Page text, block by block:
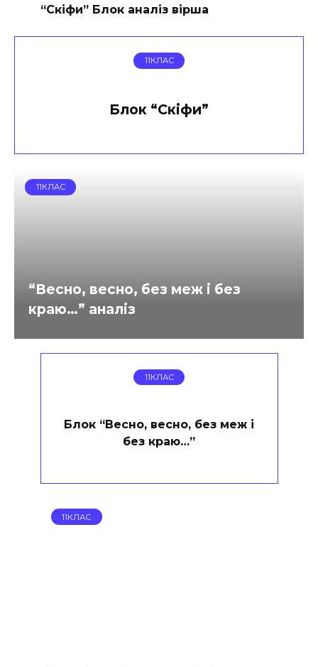
“Скіфи” Блок аналіз вірша
11КЛАС
Блок “Скіфи”
11КЛАС
“Весно, весно, без меж і без
краю…” аналіз
11КЛАС
Блок “Весно, весно, без меж і
без краю…”
11КЛАС